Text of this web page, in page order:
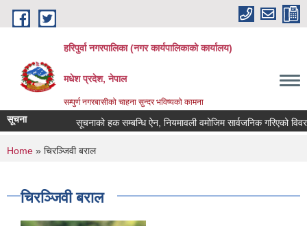
Skip to main content
हरिपुर्वा नगरपालिका (नगर कार्यपालिकाको कार्यालय)
मधेश प्रदेश, नेपाल
सम्पुर्ण नगरबासीको चाहना सुन्दर भविष्यको कामना
सूचना सूचनाको हक सम्बन्धि ऐन, नियमावली वमोजिम सार्वजनिक गरिएको
You are here
Home » चिरञ्जिवी बराल
चिरञ्जिवी बराल